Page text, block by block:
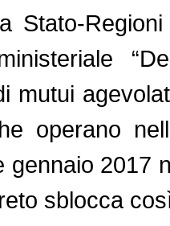
Stato-
mutui
operano
gennaio 2017
sblocca